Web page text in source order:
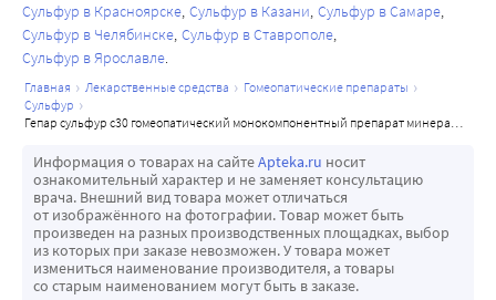
Сульфур в Красноярске Сульфур в Казани Сульфур в Самаре
Сульфур в Челябинске Сульфур в Ставрополе
Сульфур в Ярославле
главная лекарственные средства
гомеопатические препараты
сульфур
гепар сульфур с30 гомеопатический монокомпонентный препарат минерально-химического происхождения 4 гр гранулы гомеопатические
Информация о товарах на сайтеApteka.ru носит
ознакомительный характер и не заменяет консультацию
врача. Внешний вид товара может отличаться
от изображённого на фотографии. Товар может быть
произведен на разных производственных площадках, выбор
из которых при заказе невозможен. У товара может
измениться наименование производителя, а товары
со старым наименованием могут быть в заказе.